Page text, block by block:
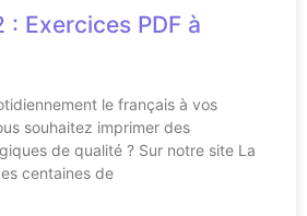
: Exercices PDF à
le français à vos
souhaitez imprimer des
de qualité ? Sur notre site La
centaines de